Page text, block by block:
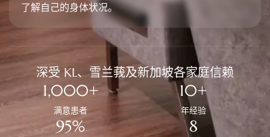
了解自己的身体状况。
深受 KL、雪兰莪及新加坡各家庭信赖
1,000+
满意患者
10+
年经验
95% 8